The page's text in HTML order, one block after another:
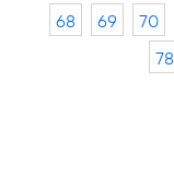
68
69 70
78